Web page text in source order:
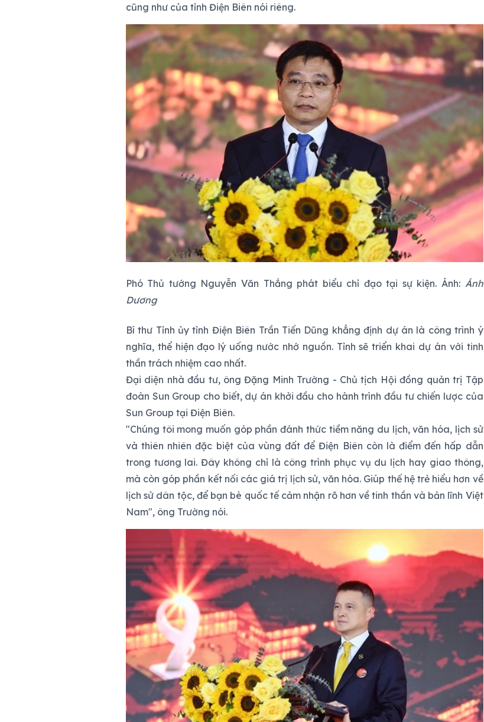
cũng như của tỉnh Điện Biên nói riêng.
Phó Thủ tướng Nguyễn Văn Thắng phát biểu chỉ đạo tại sự kiện. Ảnh: Ánh
Dương
Bí thư Tỉnh ủy tỉnh Điện Biên Trần Tiến Dũng khẳng định dự án là công trình ý
nghĩa, thể hiện đạo lý uống nước nhớ nguồn. Tỉnh sẽ triển khai dự án với tinh
thần trách nhiệm cao nhất.
Đại diện nhà đầu tư, ông Đặng Minh Trường - Chủ tịch Hội đồng quản trị Tập
đoàn Sun Group cho biết, dự án khởi đầu cho hành trình đầu tư chiến lược của
Sun Group tại Điện Biên.
"Chúng tôi mong muốn góp phần đánh thức tiềm năng du lịch, văn hóa, lịch sử
và thiên nhiên đặc biệt của vùng đất để Điện Biên còn là điểm đến hấp dẫn
trong tương lai. Đây không chỉ là công trình phục vụ du lịch hay giao thông,
mà còn góp phần kết nối các giá trị lịch sử, văn hóa. Giúp thế hệ trẻ hiểu hơn về
lịch sử dân tộc, để bạn bè quốc tế cảm nhận rõ hơn về tinh thần và bản lĩnh Việt
Nam", ông Trường nói.